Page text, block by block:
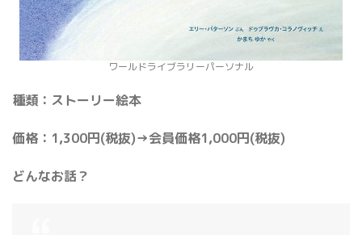
ワールドライブラリーパーソナル
種類：ストーリー絵本
価格：1,300円(税抜)→会員価格1,000円(税抜)
どんなお話？